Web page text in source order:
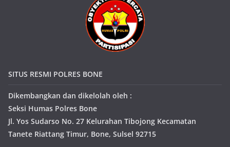
SITUS RESMI POLRES BONE
Dikembangkan dan dikelolah oleh :
Seksi Humas Polres Bone
Jl. Yos Sudarso No. 27 Kelurahan Tibojong Kecamatan
Tanete Riattang Timur, Bone, Sulsel 92715